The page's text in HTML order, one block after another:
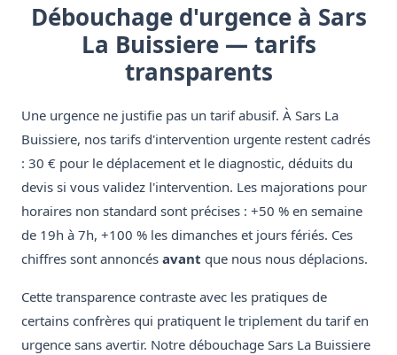
Débouchage d'urgence à Sars
La Buissiere — tarifs
transparents
Une urgence ne justifie pas un tarif abusif. À Sars La
Buissiere, nos tarifs d'intervention urgente restent cadrés
: 30 € pour le déplacement et le diagnostic, déduits du
devis si vous validez l'intervention. Les majorations pour
horaires non standard sont précises : +50 % en semaine
de 19h à 7h, +100 % les dimanches et jours fériés. Ces
chiffres sont annoncés avant que nous nous déplacions.
Cette transparence contraste avec les pratiques de
certains confrères qui pratiquent le triplement du tarif en
urgence sans avertir. Notre débouchage Sars La Buissiere